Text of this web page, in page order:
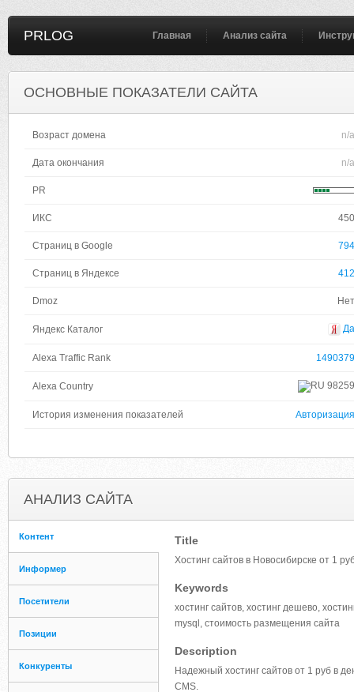
PRLOG Главная Анализ сайта
ОСНОВНЫЕ ПОКАЗАТЕЛИ САЙТА
Возраст домена n/a
Дата окончания n/a
PR
ИКС 450
Страниц в Google 794
Страниц в Яндексе 412
Dmoz Нет
Яндекс Каталог Да
Alexa Traffic Rank 1490379
Alexa Country 98259
История изменения показателей Авторизация
АНАЛИЗ САЙТА
Контент
Информер
Посетители
Позиции
Конкуренты
Title
Хостинг сайтов в Новосибирске от 1
Keywords
хостинг сайтов, хостинг дешево,
mysql, стоимость размещения сайта
Description
Надежный хостинг сайтов от 1 руб в
CMS.